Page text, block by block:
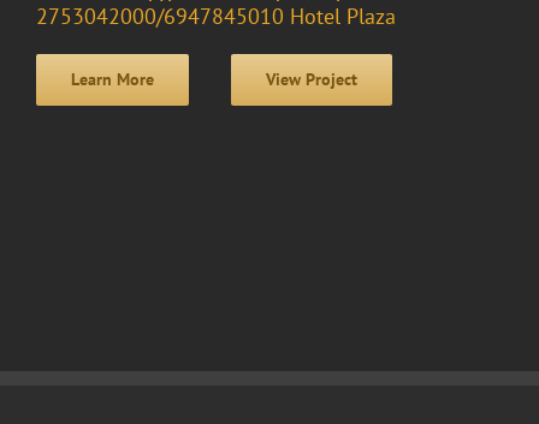
2753042000/6947845010 Hotel Plaza
Learn More View Project